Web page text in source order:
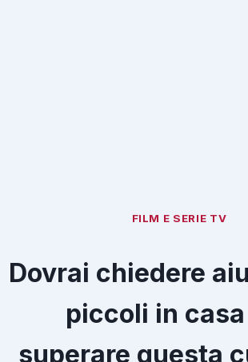
FILM E SERIE TV
Dovrai chiedere
piccoli in
superare questa